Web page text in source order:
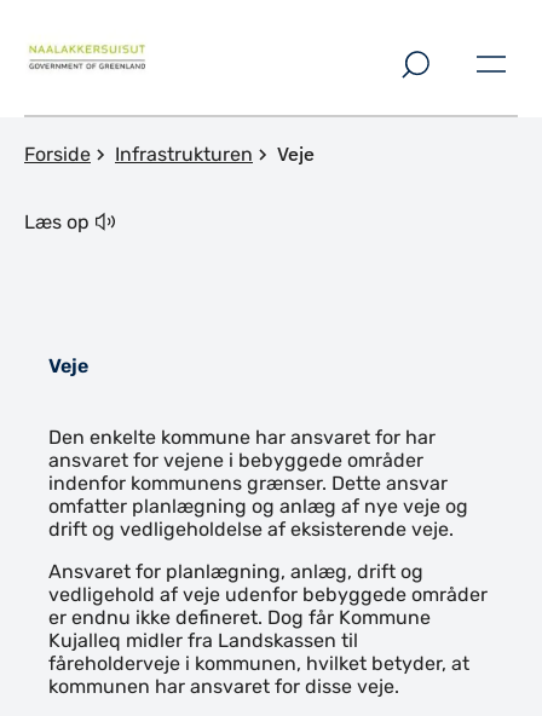
Forside Infrastrukturen Veje
Læs op
Veje
Indhold
Den enkelte kommune har ansvaret for har
ansvaret for vejene i bebyggede områder
indenfor kommunens grænser. Dette ansvar
omfatter planlægning og anlæg af nye veje og
drift og vedligeholdelse af eksisterende veje.
Ansvaret for planlægning, anlæg, drift og
vedligehold af veje udenfor bebyggede områder
er endnu ikke defineret. Dog får Kommune
Kujalleq midler fra Landskassen til
fåreholderveje i kommunen, hvilket betyder, at
kommunen har ansvaret for disse veje.